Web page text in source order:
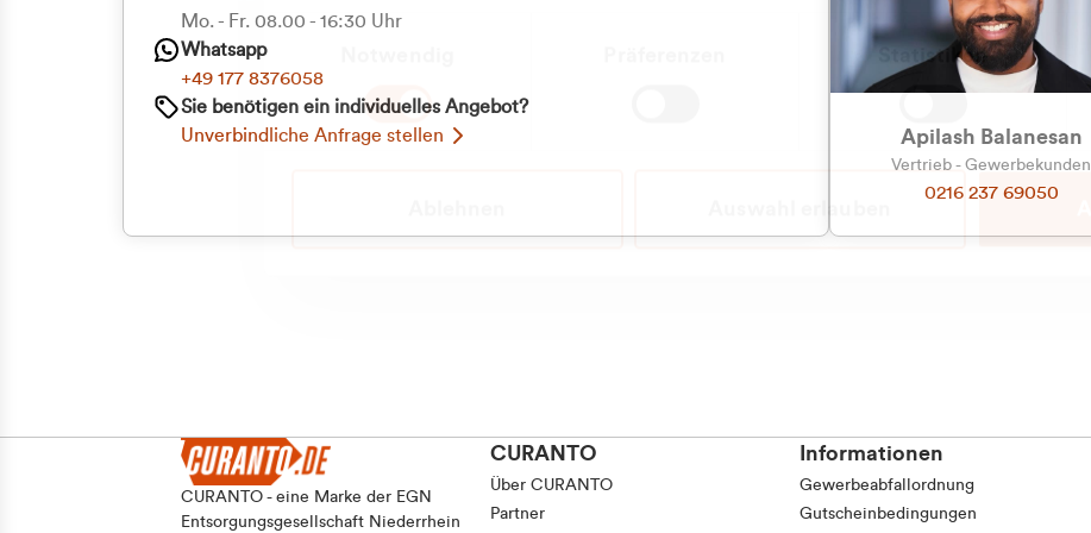
Einwilligungsauswahl
Statistiken
Mo. - Fr. 08.00 - 16:30 Uhr
Whatsapp
+49 177 8376058
Sie benötigen ein individuelles Angebot?
Unverbindliche Anfrage stellen
Apilash Balanesan
Vertrieb - Gewerbekunden
0216 237 69050
CURANTO - eine Marke der EGN
Entsorgungsgesellschaft Niederrhein
CURANTO
Über CURANTO
Partner
Informationen
Gewerbeabfallordnung
Gutscheinbedingungen